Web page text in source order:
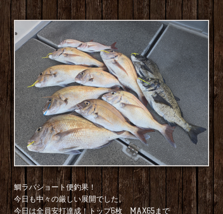
鯛ラバショート便釣果！
今日も中々の厳しい展開でした。
今日は全員安打達成！トップ6枚 MAX65まで